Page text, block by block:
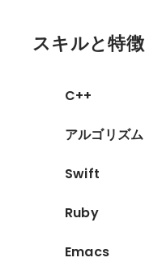
スキルと特徴
C++
アルゴリズム
Swift
Ruby
Emacs